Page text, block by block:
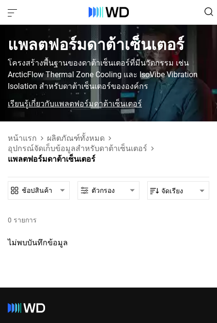
แพลตฟอร์มดาต้าเซ็นเตอร์‎
โครงสร้างพื้นฐานของดาต้าเซ็นเตอร์ที่มีนวัตกรรม เช่น
ArcticFlow Thermal Zone Cooling และ IsoVibe Vibration
Isolation สําหรับดาต้าเซ็นเตอร์ขององค์กร
เรียนรู้เกี่ยวกับแพลตฟอร์มดาต้าเซ็นเตอร์
หน้าแรก
ผลิตภัณฑ์ทั้งหมด
อุปกรณ์จัดเก็บข้อมูลสำหรับดาต้าเซ็นเตอร์
แพลตฟอร์มดาต้าเซ็นเตอร์
0 รายการ
ช้อปสินค้า ตัวกรอง จัดเรียง
ไม่พบบันทึกข้อมูล